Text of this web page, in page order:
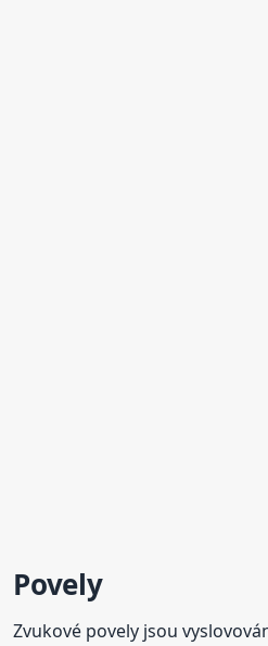
Povely
Zvukové povely jsou